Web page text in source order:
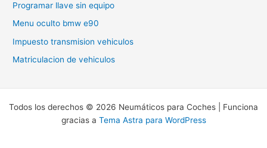
Programar llave sin equipo
Menu oculto bmw e90
Impuesto transmision vehiculos
Matriculacion de vehiculos
Todos los derechos © 2026 Neumáticos para Coches | Funciona
gracias a Tema Astra para WordPress